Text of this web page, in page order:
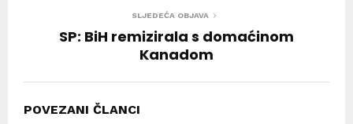
SLJEDEĆA OBJAVA
SP: BiH remizirala s domaćinom
Kanadom
POVEZANI ČLANCI